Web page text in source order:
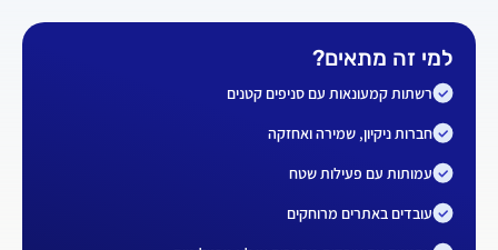
למי זה מתאים?
רשתות קמעונאות עם סניפים קטנים
חברות ניקיון, שמירה ואחזקה
עמותות עם פעילות שטח
עובדים באתרים מרוחקים